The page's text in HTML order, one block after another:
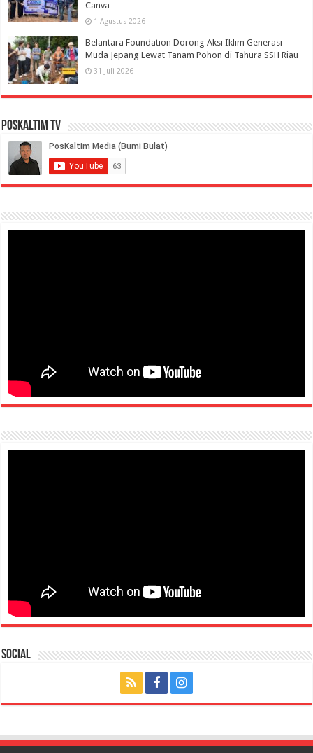
Canva
1 Agustus 2026
Belantara Foundation Dorong Aksi Iklim Generasi
Muda Jepang Lewat Tanam Pohon di Tahura SSH Riau
31 Juli 2026
PosKaltim TV
Social